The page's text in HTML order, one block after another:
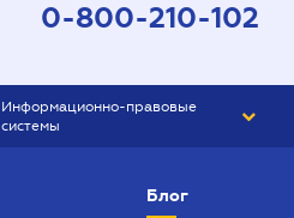
0-800-210-102
Информационно-правовые
системы
Блог